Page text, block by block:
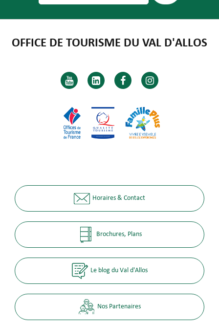
OFFICE DE TOURISME DU VAL D'ALLOS
Horaires & Contact
Brochures, Plans
Le blog du Val d'Allos
Nos Partenaires